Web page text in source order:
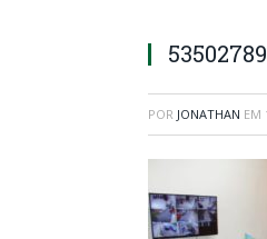
POR JONATHAN EM